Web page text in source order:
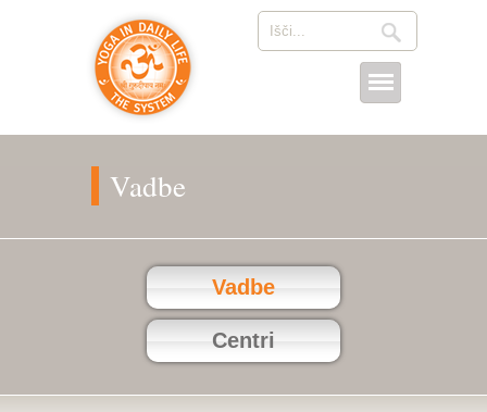
Vadbe
Vadbe
Centri